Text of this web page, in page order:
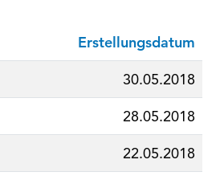
Erstellungsdatum
30.05.2018
28.05.2018
22.05.2018